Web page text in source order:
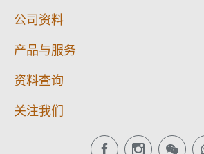
公司资料
产品与服务
资料查询
关注我们